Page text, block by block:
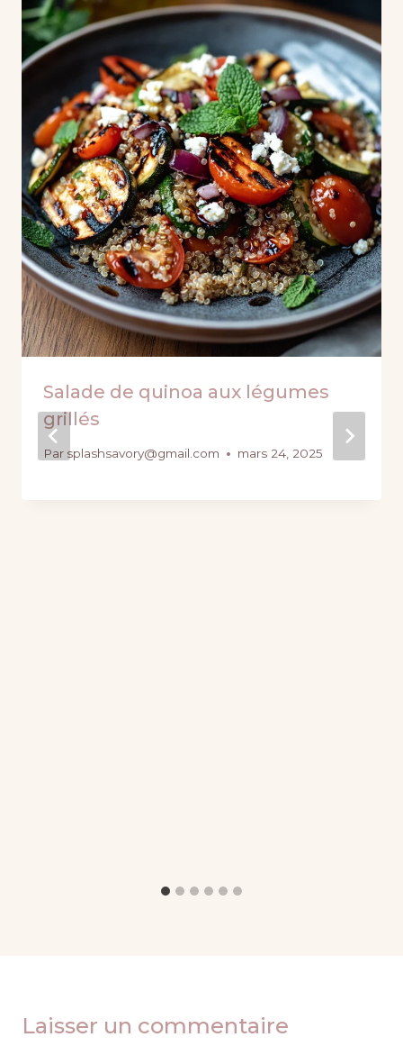
Salade de quinoa aux légumes
grillés
Par splashsavory@gmail.com mars 24, 2025
Laisser un commentaire